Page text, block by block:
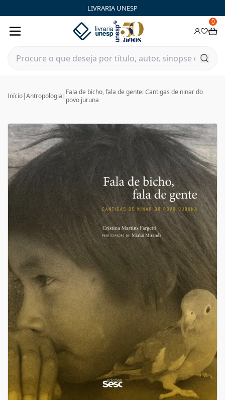
LIVRARIA UNESP
0
Início|Antropologia | Fala de bicho, fala de gente: Cantigas de ninar do
povo juruna